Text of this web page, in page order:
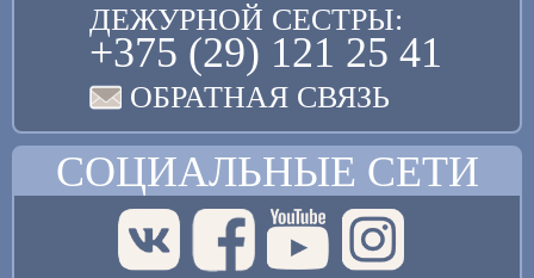
ДЕЖУРНОЙ СЕСТРЫ:
+375 (29) 121 25 41
ОБРАТНАЯ СВЯЗЬ
СОЦИАЛЬНЫЕ СЕТИ